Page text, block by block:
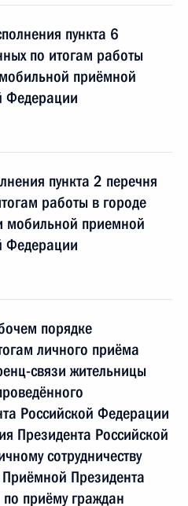
пункта 6
по итогам работы
приёмной
Федерации
пункта 2 перечня
работы в городе
мобильной приемной
Федерации
порядке
личного приёма
связи жительницы
Российской Федерации
Президента Российской
сотрудничеству
Президента
приёму граждан